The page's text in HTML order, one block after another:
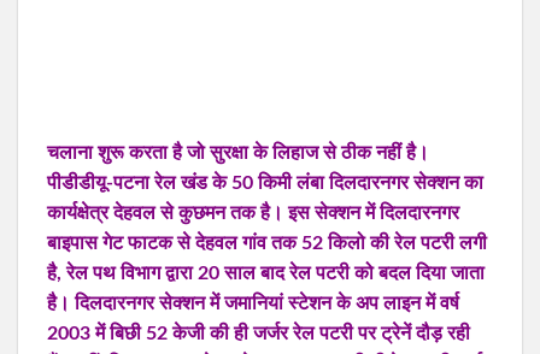
चलाना शुरू करता है जो सुरक्षा के लिहाज से ठीक नहीं है।
पीडीडीयू-पटना रेल खंड के 50 किमी लंबा दिलदारनगर सेक्शन का
कार्यक्षेत्र देहवल से कुछमन तक है। इस सेक्शन में दिलदारनगर
बाइपास गेट फाटक से देहवल गांव तक 52 किलो की रेल पटरी लगी
है, रेल पथ विभाग द्वारा 20 साल बाद रेल पटरी को बदल दिया जाता
है। दिलदारनगर सेक्शन में जमानियां स्टेशन के अप लाइन में वर्ष
2003 में बिछी 52 केजी की ही जर्जर रेल पटरी पर ट्रेनें दौड़ रही